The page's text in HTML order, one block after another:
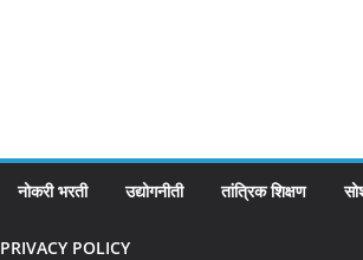
नोकरी भरती उद्योगनीती तांत्रिक शिक्षण
PRIVACY POLICY